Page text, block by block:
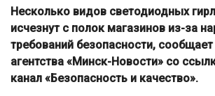
Несколько видов светодиодных
исчезнут с полок магазинов из-за
требований безопасности,
агентства «Минск-Новости» со
канал «Безопасность и качество».